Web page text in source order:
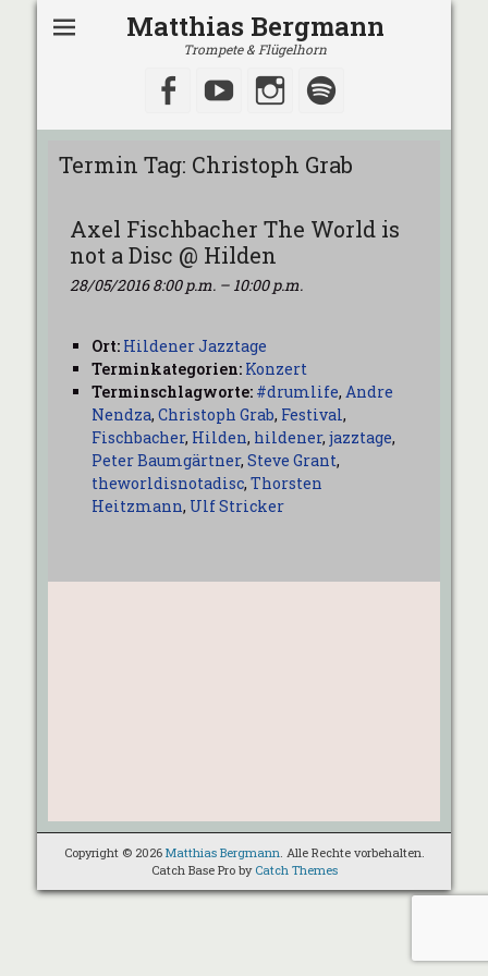
Matthias Bergmann
Trompete & Flügelhorn
Facebook
YouTubeInstagram
Termin Tag: Christoph Grab
Axel Fischbacher The World is
not a Disc @ Hilden
28/05/2016 8:00 p.m. – 10:00 p.m.
Ort: Hildener Jazztage
Terminkategorien: Konzert
Terminschlagworte: #drumlife, Andre
Nendza, Christoph Grab, Festival,
Fischbacher, Hilden, hildener, jazztage,
Peter Baumgärtner, Steve Grant,
theworldisnotadisc, Thorsten
Heitzmann, Ulf Stricker
Copyright © 2026 Matthias Bergmann. Alle Rechte vorbehalten.
Catch Base Pro by Catch Themes